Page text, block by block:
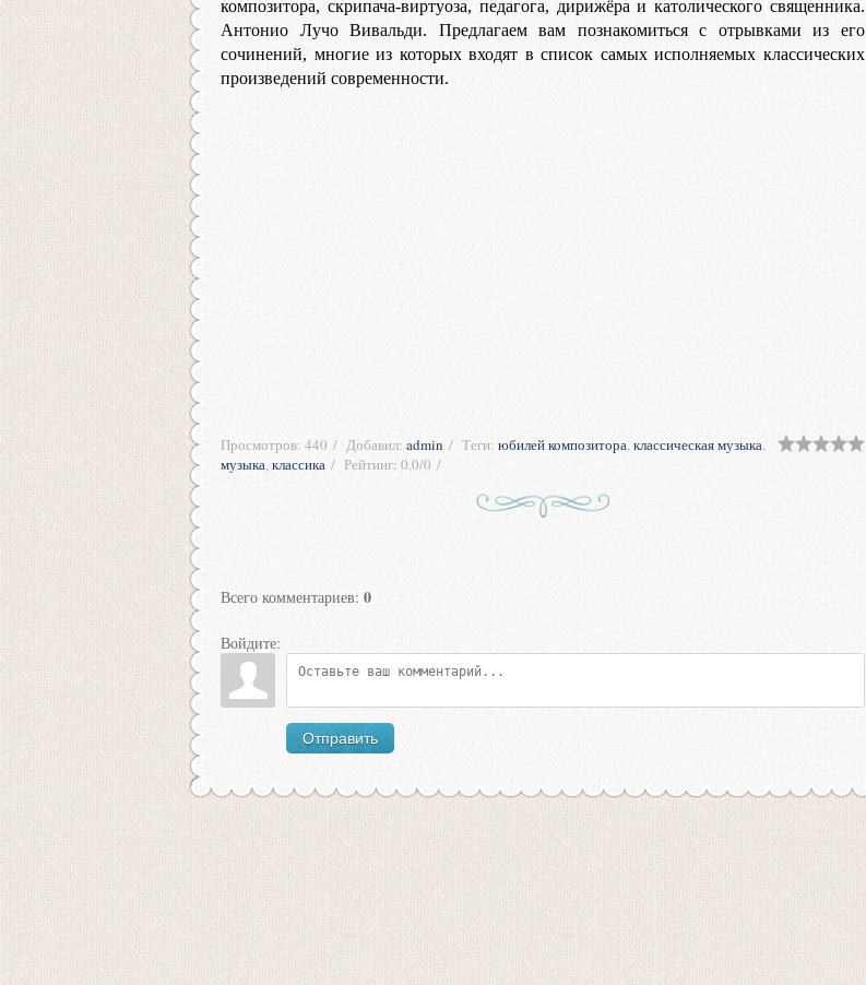
композитора, скрипача-виртуоза, педагога, дирижёра и католического священника.
Антонио Лучо Вивальди. Предлагаем вам познакомиться с отрывками из его
сочинений, многие из которых входят в список самых исполняемых классических
произведений современности.
Просмотров: 440 Добавил: admin Теги: юбилей композитора,классическая музыка,
музыка,классика Рейтинг: 0.0/0
Всего комментариев: 0
Войдите:
Отправить